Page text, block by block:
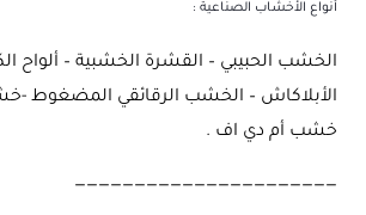
أنواع الأخشاب الصناعية :
الخشب الحبيبي – القشرة الخشبية – ألواح
الأبلاكاش – الخشب الرقائقي المضغوط
خشب أم دي اف .
——————————————————————